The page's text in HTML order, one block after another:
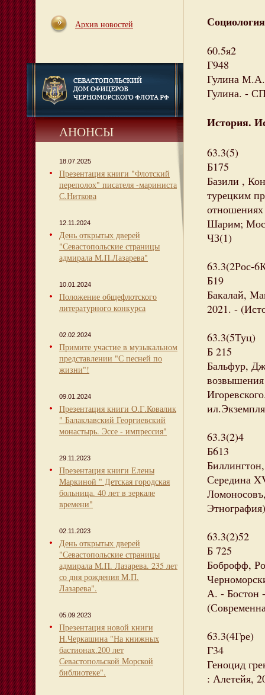
Архив новостей
АНОНСЫ
18.07.2025
Презентация книги "Флотский
переполох" писателя -мариниста
С.Ниткова
12.11.2024
День открытых дверей
"Севастопольские страницы
адмирала М.П.Лазарева"
10.01.2024
Положение общефлотского
литературного конкурса
02.02.2024
Примите участие в музыкальном
представлении "С песней по
жизни"!
09.01.2024
Презентация книги О.Г.Ковалик
" Балаклавский Георгиевский
монастырь. Эссе - импрессия"
29.11.2023
Презентация книги Елены
Маркиной " Детская городская
больница. 40 лет в зеркале
времени"
02.11.2023
День открытых дверей
"Севастопольские страницы
адмирала М.П. Лазарева. 235 лет
со дня рождения М.П.
Лазарева".
05.09.2023
Презентация новой книги
Н.Черкашина "На книжных
бастионах.200 лет
Севастопольской Морской
библиотеке".
Социология
60.5я2
Г948
Гулина М.А.
Гулина. -
История.
63.3(5)
Б175
Базили ,
турецким
Шарим;
ЧЗ(1)
63.3(2Рос-
Б19
Бакалай,
2021. -
63.3(5Туц)
Б 215
Бальфур,
63.3(2)4
Б613
Середина
63.3(2)52
Б 725
Боброфф,
А. - Бостон
63.3(4Гре)
Г34
Геноцид
: Алетейя,